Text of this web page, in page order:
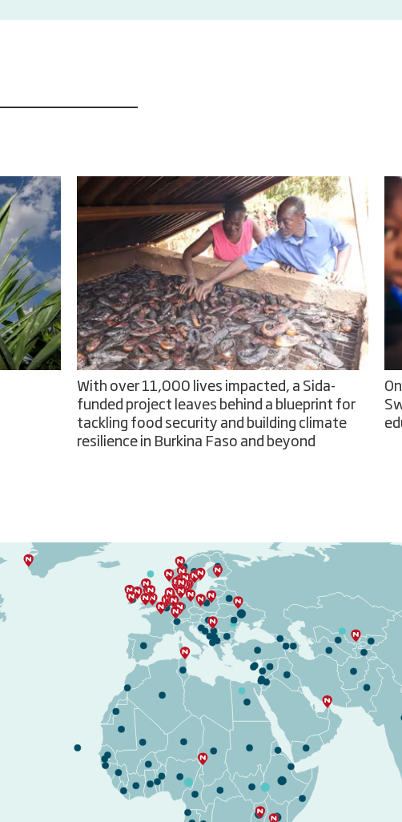
With over 11,000 lives impacted, a Sida-
funded project leaves behind a blueprint for
tackling food security and building climate
resilience in Burkina Faso and beyond